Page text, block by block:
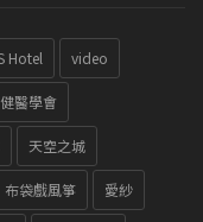
Hotel video
醫學會
天空之城
布袋戲風箏 愛紗